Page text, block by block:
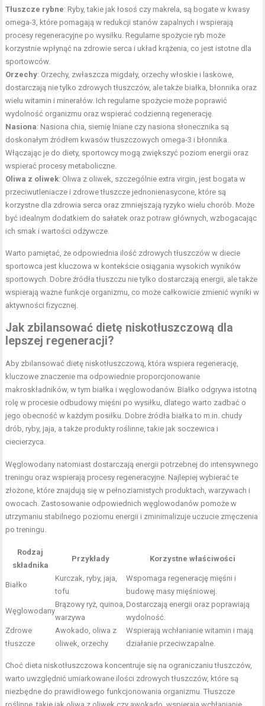
Tłuszcze rybne: Ryby, takie jak łosoś czy makrela, są bogate w kwasy
omega-3, które pomagają w redukcji stanów zapalnych i wspierają
procesy regeneracyjne po wysiłku. Regularne spożycie ryb może
korzystnie wpłynąć na zdrowie serca i układ krążenia, co jest istotne dla
sportowców.
Orzechy: Orzechy, zwłaszcza migdały, orzechy włoskie i laskowe,
dostarczają nie tylko zdrowych tłuszczów, ale także białka, błonnika oraz
wielu witamin i minerałów. Ich regularne spożycie może poprawić
wydolność organizmu oraz wspierać codzienną regenerację.
Nasiona: Nasiona chia, siemię lniane czy nasiona słonecznika są
doskonałym źródłem kwasów tłuszczowych omega-3 i błonnika.
Włączając je do diety, sportowcy mogą zwiększyć poziom energii oraz
wspierać procesy metaboliczne.
Oliwa z oliwek: Oliwa z oliwek, szczególnie extra virgin, jest bogata w
przeciwutleniacze i zdrowe tłuszcze jednonienasycone, które są
korzystne dla zdrowia serca oraz zmniejszają ryzyko wielu chorób. Może
być idealnym dodatkiem do sałatek oraz potraw głównych, wzbogacając
ich smak i wartości odżywcze.
Warto pamiętać, że odpowiednia ilość zdrowych tłuszczów w diecie
sportowca jest kluczowa w kontekście osiągania wysokich wyników
sportowych. Dobre źródła tłuszczu nie tylko dostarczają energii, ale także
wspierają ważne funkcje organizmu, co może całkowicie zmienić wyniki w
aktywności fizycznej.
Jak zbilansować dietę niskotłuszczową dla
lepszej regeneracji?
Aby zbilansować dietę niskotłuszczową, która wspiera regenerację,
kluczowe znaczenie ma odpowiednie proporcjonowanie
makroskładników, w tym białka i węglowodanów. Białko odgrywa istotną
rolę w procesie odbudowy mięśni po wysiłku, dlatego warto zadbać o
jego obecność w każdym posiłku. Dobre źródła białka to m.in. chudy
drób, ryby, jaja, a także produkty roślinne, takie jak soczewica i
ciecierzyca.
Węglowodany natomiast dostarczają energii potrzebnej do intensywnego
treningu oraz wspierają procesy regeneracyjne. Najlepiej wybierać te
złożone, które znajdują się w pełnoziarnistych produktach, warzywach i
owocach. Zastosowanie odpowiednich węglowodanów pomoże w
utrzymaniu stabilnego poziomu energii i zminimalizuje uczucie zmęczenia
po treningu.
Rodzaj
składnika
Przykłady Korzystne właściwości
Białko
Kurczak, ryby, jaja,
tofu
Wspomaga regenerację mięśni i
budowę masy mięśniowej.
Węglowodany
Brązowy ryż, quinoa,
warzywa
Dostarczają energii oraz poprawiają
wydolność.
Zdrowe
tłuszcze
Awokado, oliwa z
oliwek, orzechy
Wspierają wchłanianie witamin i mają
działanie przeciwzapalne.
Choć dieta niskotłuszczowa koncentruje się na ograniczaniu tłuszczów,
warto uwzględnić umiarkowane ilości zdrowych tłuszczów, które są
niezbędne do prawidłowego funkcjonowania organizmu. Tłuszcze